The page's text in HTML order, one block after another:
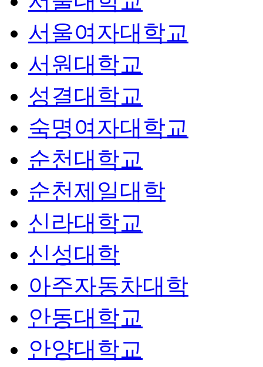
서울여자대학교
서원대학교
성결대학교
숙명여자대학교
순천대학교
순천제일대학
신라대학교
신성대학
아주자동차대학
안동대학교
안양대학교